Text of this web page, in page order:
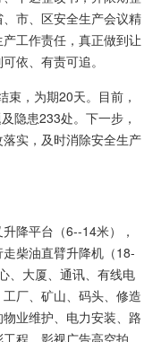
市、区安全生产会议精
工作责任，真正做到让
依、有责可追。
，为期20天。目前，
隐患233处。下一步，
实，及时消除安全生产
降平台（6--14米），
柴油直臂升降机（18-
、大厦、通讯、有线电
厂、矿山、码头、修造
业维护、电力安装、路
程、影视广告高空拍